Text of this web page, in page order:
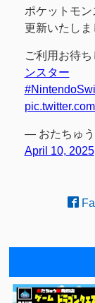
ポケットモ
更新いたしま
ご利用お待
ンスター
— おたちゅ
April 10, 2025